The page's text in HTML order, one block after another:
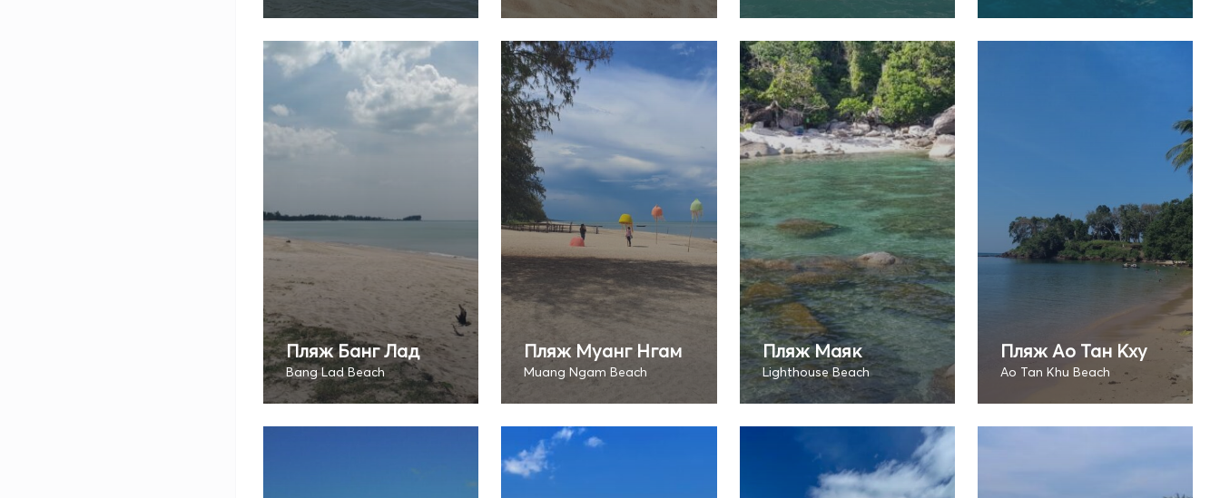
Пляж Банг Лад
Bang Lad Beach
Пляж Муанг Нгам
Muang Ngam Beach
Пляж Маяк
Lighthouse Beach
Пляж Ао Тан Кху
Ao Tan Khu Beach